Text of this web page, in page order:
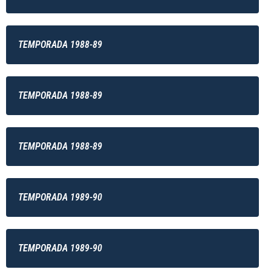
TEMPORADA 1988-89
TEMPORADA 1988-89
TEMPORADA 1988-89
TEMPORADA 1989-90
TEMPORADA 1989-90